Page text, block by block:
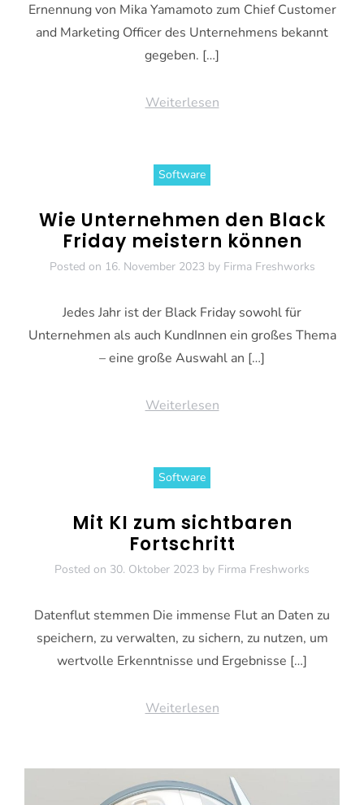
Ernennung von Mika Yamamoto zum Chief Customer
and Marketing Officer des Unternehmens bekannt
gegeben. […]
Weiterlesen
Software
Wie Unternehmen den Black
Friday meistern können
Posted on 16. November 2023by Firma Freshworks
Jedes Jahr ist der Black Friday sowohl für
Unternehmen als auch KundInnen ein großes Thema
– eine große Auswahl an […]
Weiterlesen
Software
Mit KI zum sichtbaren
Fortschritt
Posted on 30. Oktober 2023 by Firma Freshworks
Datenflut stemmen Die immense Flut an Daten zu
speichern, zu verwalten, zu sichern, zu nutzen, um
wertvolle Erkenntnisse und Ergebnisse […]
Weiterlesen